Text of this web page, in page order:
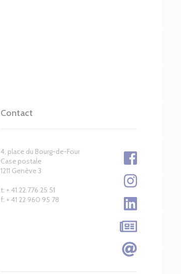
Contact
4, place du Bourg-de-Four
Case postale
1211 Genève 3
t: + 41 22 776 25 51
f: + 41 22 960 95 78